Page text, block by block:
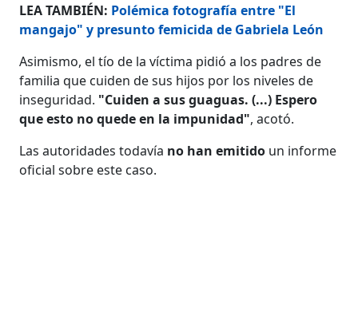
LEA TAMBIÉN: Polémica fotografía entre "El
mangajo" y presunto femicida de Gabriela León
Asimismo, el tío de la víctima pidió a los padres de
familia que cuiden de sus hijos por los niveles de
inseguridad. "Cuiden a sus guaguas. (...) Espero
que esto no quede en la impunidad", acotó.
Las autoridades todavía no han emitido un informe
oficial sobre este caso.